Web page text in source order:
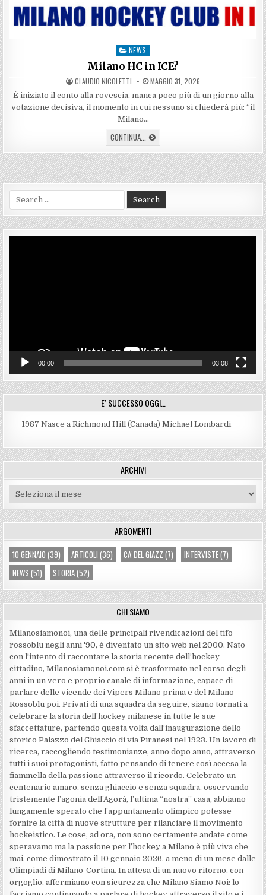
Posted
in
NEWS
Milano HC in ICE?
AUTHOR:
CLAUDIO NICOLETTI PUBLISHED
DATE:
MAGGIO 31, 2026
È iniziato il conto alla rovescia, manca poco più di un giorno alla
votazione decisiva, il momento in cui nessuno si chiederà più: “il
Milano…
CONTINUA... MILANO
HC
IN
ICE?
Search
for:
00:00 03:08
E’ SUCCESSO OGGI…
1987 Nasce a Richmond Hill (Canada) Michael Lombardi
ARCHIVI
Archivi
ARGOMENTI
10 GENNAIO (39) ARTICOLI (36) CA' DEL GIAZZ (7) INTERVISTE(7)
NEWS (51) STORIA(52)
CHI SIAMO
Milanosiamonoi, una delle principali rivendicazioni del tifo
rossoblu negli anni '90, è diventato un sito web nel 2000. Nato
con l'intento di raccontare la storia recente dell’hockey
cittadino, Milanosiamonoi.com si è trasformato nel corso degli
anni in un vero e proprio canale di informazione, capace di
parlare delle vicende dei Vipers Milano prima e del Milano
Rossoblu poi. Privati di una squadra da seguire, siamo tornati a
celebrare la storia dell’hockey milanese in tutte le sue
sfaccettature, partendo questa volta dall’inaugurazione dello
storico Palazzo del Ghiaccio di via Piranesi nel 1923. Un lavoro di
ricerca, raccogliendo testimonianze, anno dopo anno, attraverso
tutti i suoi protagonisti, fatto pensando di tenere così accesa la
fiammella della passione attraverso il ricordo. Celebrato un
centenario amaro, senza ghiaccio e senza squadra, osservando
tristemente l’agonia dell’Agorà, l’ultima “nostra” casa, abbiamo
lungamente sperato che l’appuntamento olimpico potesse
fornire la città di nuove strutture per rilanciare il movimento
hockeistico. Le cose, ad ora, non sono certamente andate come
speravamo ma la passione per l’hockey a Milano è più viva che
mai, come dimostrato il 10 gennaio 2026, a meno di un mese dalle
Olimpiadi di Milano-Cortina. In attesa di un nuovo ritorno, con
orgoglio, affermiamo con sicurezza che Milano Siamo Noi: lo